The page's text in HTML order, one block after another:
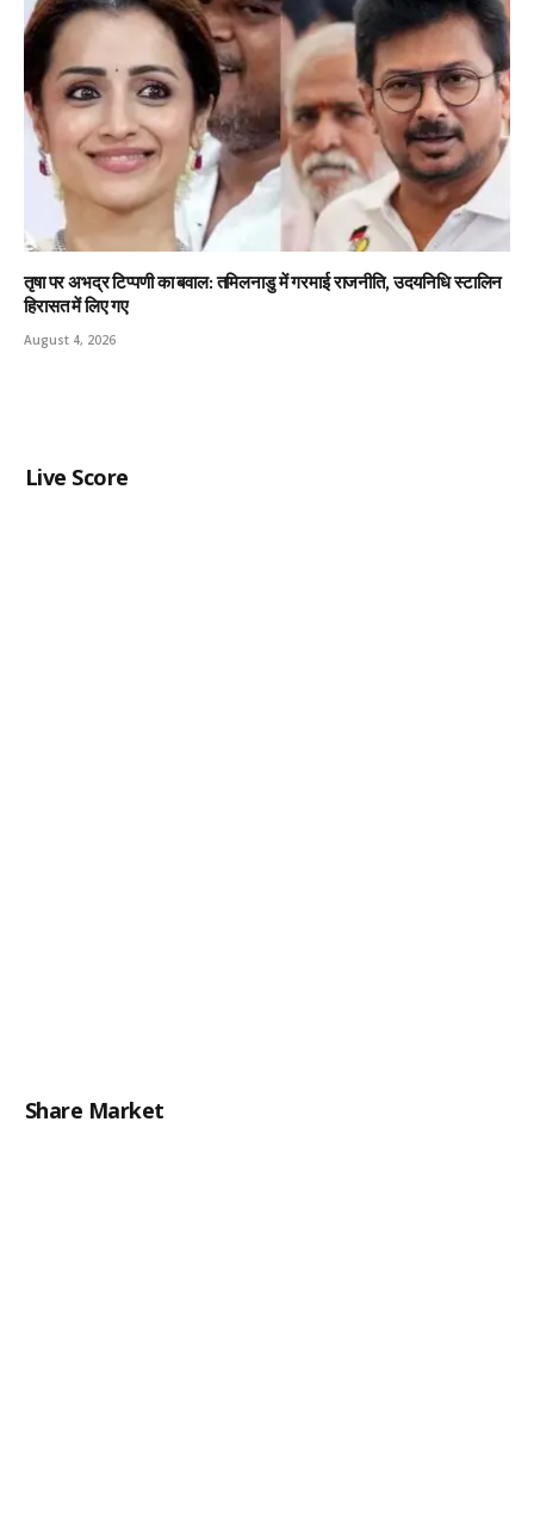
तृषा पर अभद्र टिप्पणी का बवाल: तमिलनाडु में गरमाई राजनीति, उदयनिधि स्टालिन
हिरासत में लिए गए
August 4, 2026
Live Score
Share Market